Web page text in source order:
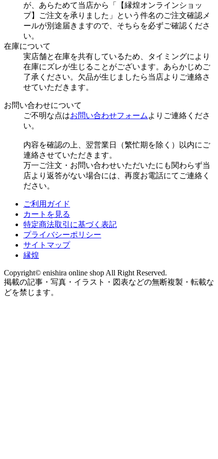
が、あらためて当店から「【縁煌オンラインショッ
プ】ご注文を承りました」という件名のご注文確認メ
ールが別途届きますので、そちらを必ずご確認くださ
い。
在庫について
実店舗と在庫を共有しているため、タイミングにより
在庫にズレが生じることがございます。あらかじめご
了承ください。欠品が生じましたら当店よりご連絡さ
せていただきます。
お問い合わせについて
ご不明な点はお問い合わせフォーム よりご連絡くださ
い。
内容を確認の上、翌営業日（繁忙期を除く）以内にご
連絡させていただきます。
万一ご注文・お問い合わせいただいたにも関わらず当
店より返答がない場合には、再度お電話にてご連絡く
ださい。
ご利用ガイド
カートを見る
特定商法取引に基づく表記
プライバシーポリシー
サイトマップ
縁煌
Copyright© enishira online shop All Right Reserved.
掲載の記事・写真・イラスト・図表などの無断複製・転載な
どを禁じます。